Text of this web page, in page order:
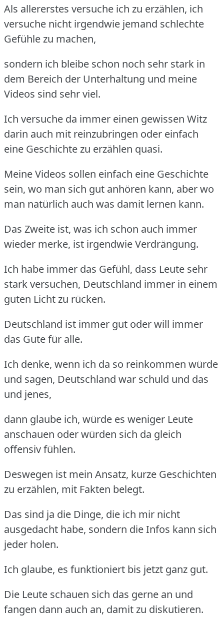
Als allererstes versuche ich zu erzählen, ich
versuche nicht irgendwie jemand schlechte
Gefühle zu machen,
sondern ich bleibe schon noch sehr stark in
dem Bereich der Unterhaltung und meine
Videos sind sehr viel.
Ich versuche da immer einen gewissen Witz
darin auch mit reinzubringen oder einfach
eine Geschichte zu erzählen quasi.
Meine Videos sollen einfach eine Geschichte
sein, wo man sich gut anhören kann, aber wo
man natürlich auch was damit lernen kann.
Das Zweite ist, was ich schon auch immer
wieder merke, ist irgendwie Verdrängung.
Ich habe immer das Gefühl, dass Leute sehr
stark versuchen, Deutschland immer in einem
guten Licht zu rücken.
Deutschland ist immer gut oder will immer
das Gute für alle.
Ich denke, wenn ich da so reinkommen würde
und sagen, Deutschland war schuld und das
und jenes,
dann glaube ich, würde es weniger Leute
anschauen oder würden sich da gleich
offensiv fühlen.
Deswegen ist mein Ansatz, kurze Geschichten
zu erzählen, mit Fakten belegt.
Das sind ja die Dinge, die ich mir nicht
ausgedacht habe, sondern die Infos kann sich
jeder holen.
Ich glaube, es funktioniert bis jetzt ganz gut.
Die Leute schauen sich das gerne an und
fangen dann auch an, damit zu diskutieren.